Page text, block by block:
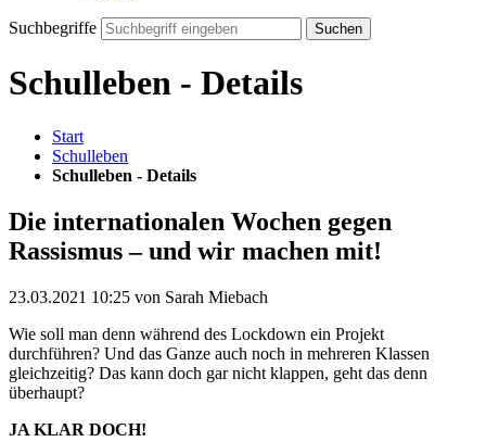
Suchbegriffe Suchen
Schulleben - Details
Start
Schulleben
Schulleben - Details
Die internationalen Wochen gegen
Rassismus – und wir machen mit!
23.03.2021 10:25 von Sarah Miebach
Wie soll man denn während des Lockdown ein Projekt
durchführen? Und das Ganze auch noch in mehreren Klassen
gleichzeitig? Das kann doch gar nicht klappen, geht das denn
überhaupt?
JA KLAR DOCH!